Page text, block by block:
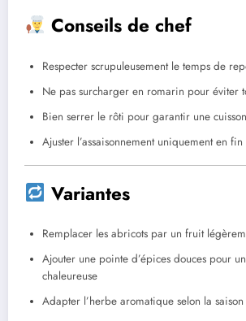
Conseils de chef
Respecter scrupuleusement le temps de
Ne pas surcharger en romarin pour éviter
Bien serrer le rôti pour garantir une
Ajuster l’assaisonnement uniquement en fin
Variantes
Remplacer les abricots par un fruit
Ajouter une pointe d’épices douces pour
chaleureuse
Adapter l’herbe aromatique selon la saison